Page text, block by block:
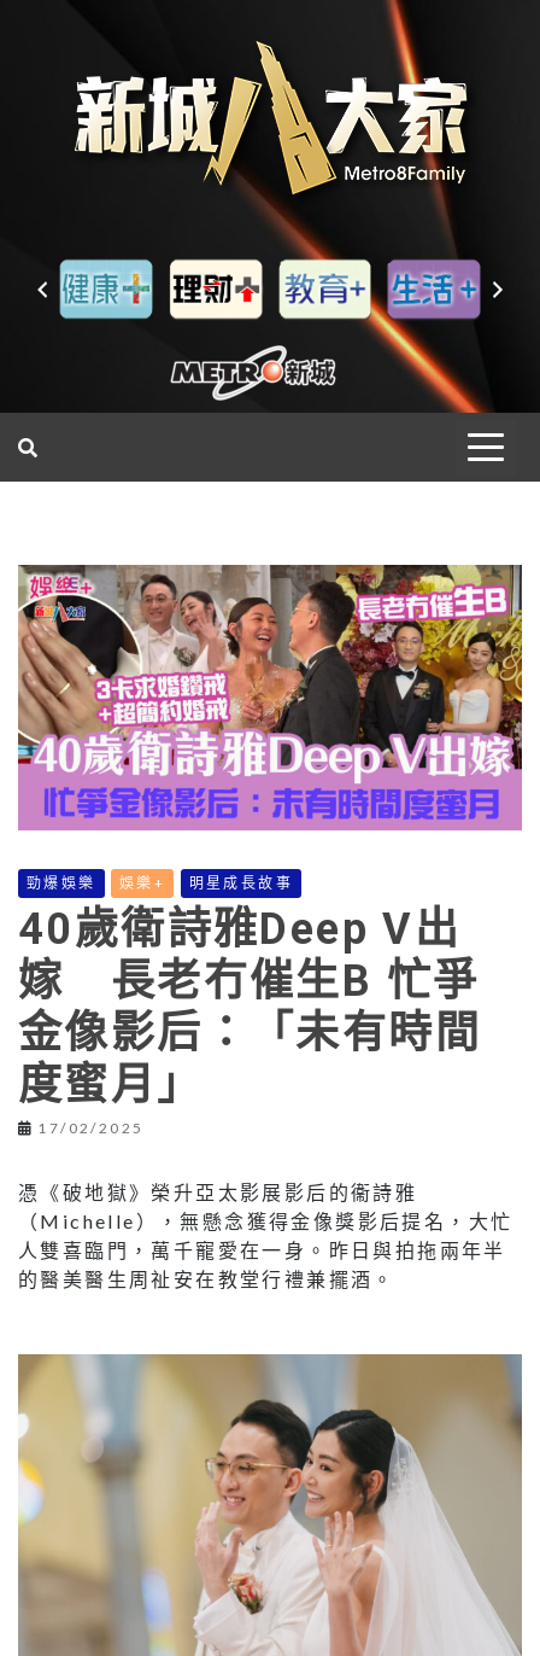
勁爆娛樂 娛樂+ 明星成長故事
40歲衛詩雅Deep V出
嫁 長老冇催生B 忙爭
金像影后：「未有時間
度蜜月」
17/02/2025
憑《破地獄》榮升亞太影展影后的衞詩雅
（Michelle），無懸念獲得金像獎影后提名，大忙
人雙喜臨門，萬千寵愛在一身。昨日與拍拖兩年半
的醫美醫生周祉安在教堂行禮兼擺酒。